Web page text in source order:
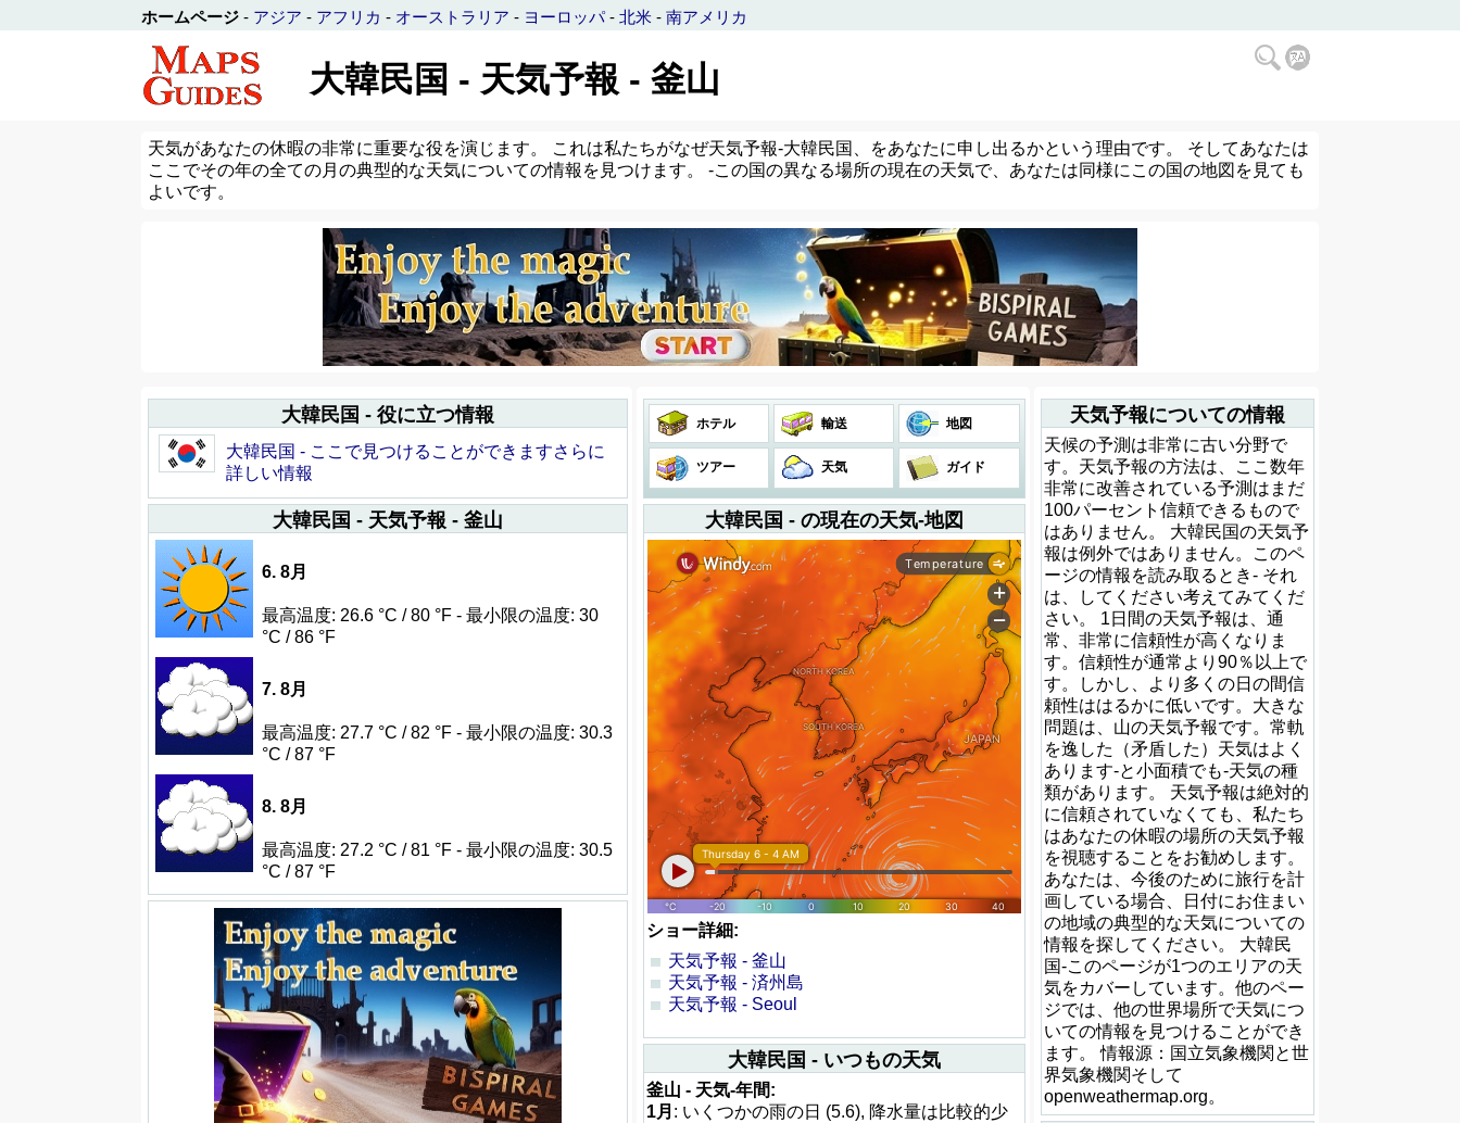
ホームページ - アジア - アフリカ - オーストラリア - ヨーロッパ- 北米 - 南アメリカ
大韓民国 - 天気予報 - 釜山
天気があなたの休暇の非常に重要な役を演じます。 これは私たちがなぜ天気予報-大韓民国、をあなたに申し出るかという理由です。 そしてあなたは
ここでその年の全ての月の典型的な天気についての情報を見つけます。 -この国の異なる場所の現在の天気で、あなたは同様にこの国の地図を見ても
よいです。
大韓民国 - 役に立つ情報
大韓民国 - ここで見つけることができますさらに
詳しい情報
大韓民国 - 天気予報 - 釜山
6. 8月
最高温度: 26.6 °C / 80 °F - 最小限の温度: 30
°C / 86 °F
7. 8月
最高温度: 27.7 °C / 82 °F - 最小限の温度: 30.3
°C / 87 °F
8. 8月
最高温度: 27.2 °C / 81 °F - 最小限の温度: 30.5
°C / 87 °F
ホテル 輸送 地図
ツアー 天気 ガイド
大韓民国 - の現在の天気-地図
ショー詳細:
天気予報 - 釜山
天気予報 - 済州島
天気予報 - Seoul
大韓民国 - いつもの天気
釜山 - 天気-年間:
1月 : いくつかの雨の日 (5.6), 降水量は比較的少
天気予報についての情報
天候の予測は非常に古い分野で
す。天気予報の方法は、ここ数年
非常に改善されている予測はまだ
100パーセント信頼できるもので
はありません。 大韓民国の天気予
報は例外ではありません。このペ
ージの情報を読み取るとき- それ
は、してください考えてみてくだ
さい。 1日間の天気予報は、通
常、非常に信頼性が高くなりま
す。信頼性が通常より90％以上で
す。しかし、より多くの日の間信
頼性ははるかに低いです。大きな
問題は、山の天気予報です。常軌
を逸した（矛盾した）天気はよく
あります-と小面積でも-天気の種
類があります。 天気予報は絶対的
に信頼されていなくても、私たち
はあなたの休暇の場所の天気予報
を視聴することをお勧めします。
あなたは、今後のために旅行を計
画している場合、日付にお住まい
の地域の典型的な天気についての
情報を探してください。 大韓民
国-このページが1つのエリアの天
気をカバーしています。他のペー
ジでは、他の世界場所で天気につ
いての情報を見つけることができ
ます。 情報源：国立気象機関と世
界気象機関そして
openweathermap.org。